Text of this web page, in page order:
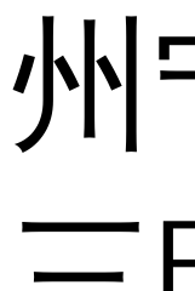
州